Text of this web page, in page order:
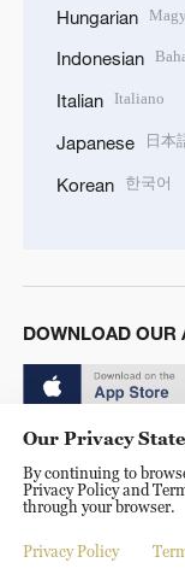
Hungarian
Indonesian
Italian Italiano
Japanese 日本
Korean 한국어
DOWNLOAD OUR
© China Radio
Shijingshan Road,
Our Privacy
By continuing to
Privacy Policy and
through your browser.
Privacy Policy